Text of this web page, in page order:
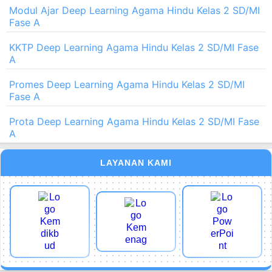
Modul Ajar Deep Learning Agama Hindu Kelas 2 SD/MI
Fase A
KKTP Deep Learning Agama Hindu Kelas 2 SD/MI Fase
A
Promes Deep Learning Agama Hindu Kelas 2 SD/MI
Fase A
Prota Deep Learning Agama Hindu Kelas 2 SD/MI Fase
A
LAYANAN KAMI